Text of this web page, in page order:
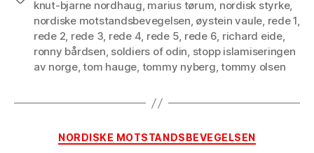
knut-bjarne nordhaug, marius tørum, nordisk styrke,
nordiske motstandsbevegelsen, øystein vaule, rede 1,
rede 2, rede 3, rede 4, rede 5, rede 6, richard eide,
ronny bårdsen, soldiers of odin, stopp islamiseringen
av norge,tom hauge, tommy nyberg,tommy olsen
Categories
NORDISKE MOTSTANDSBEVEGELSEN